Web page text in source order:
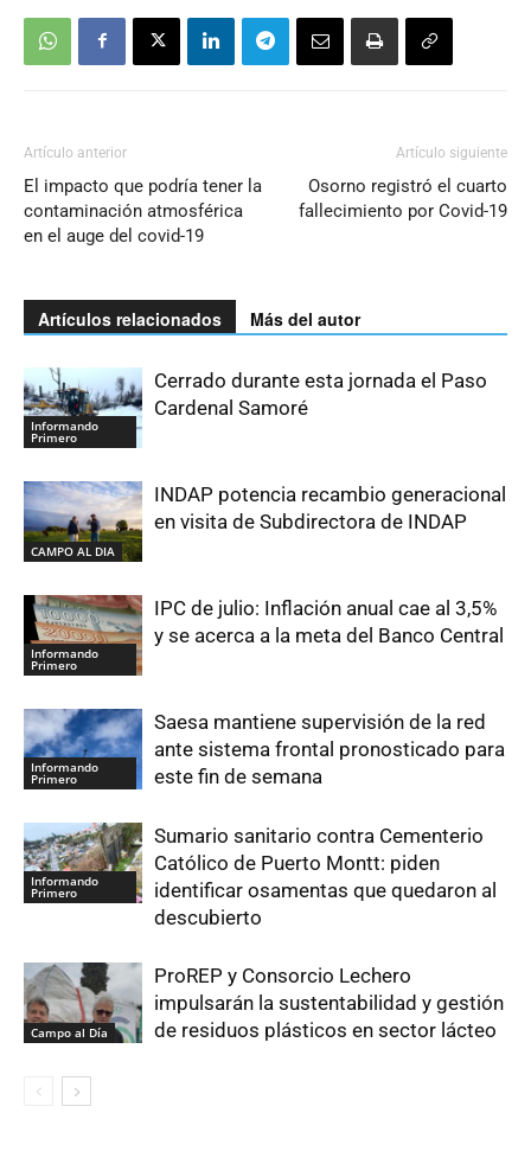
Artículo anterior
El impacto que podría tener la
contaminación atmosférica
en el auge del covid-19
Artículo siguiente
Osorno registró el cuarto
fallecimiento por Covid-19
Artículos relacionados Más del autor
Informando
Primero
Cerrado durante esta jornada el Paso
Cardenal Samoré
CAMPO AL DIA
INDAP potencia recambio generacional
en visita de Subdirectora de INDAP
Informando
Primero
IPC de julio: Inflación anual cae al 3,5%
y se acerca a la meta del Banco Central
Informando
Primero
Saesa mantiene supervisión de la red
ante sistema frontal pronosticado para
este fin de semana
Informando
Primero
Sumario sanitario contra Cementerio
Católico de Puerto Montt: piden
identificar osamentas que quedaron al
descubierto
Campo al Día
ProREP y Consorcio Lechero
impulsarán la sustentabilidad y gestión
de residuos plásticos en sector lácteo